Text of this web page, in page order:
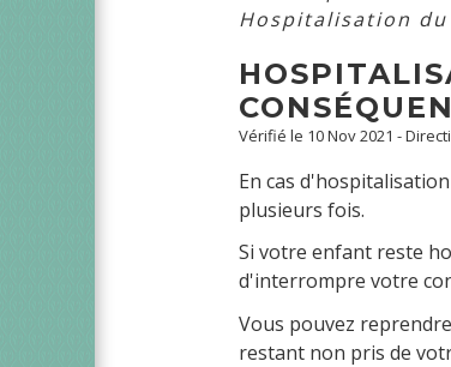
Hospitalisation du
Vérifié le 10 Nov 2021 -
En cas
plusieurs fois.
Si votre enfant reste
d'interrompre votre
Vous pouvez
restant non pris de